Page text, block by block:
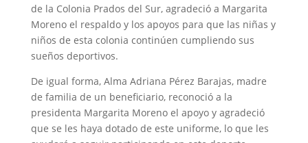
de la Colonia Prados del Sur, agradeció a Margarita
Moreno el respaldo y los apoyos para que las niñas y
niños de esta colonia continúen cumpliendo sus
sueños deportivos.
De igual forma, Alma Adriana Pérez Barajas, madre
de familia de un beneficiario, reconoció a la
presidenta Margarita Moreno el apoyo y agradeció
que se les haya dotado de este uniforme, lo que les